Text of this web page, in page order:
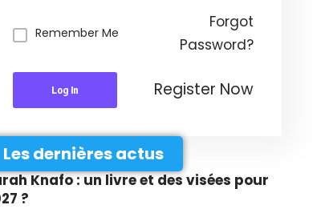
Remember Me
Forgot
Password?
Log In Register Now
Les dernières actus
Knafo : un livre et des visées pour
?